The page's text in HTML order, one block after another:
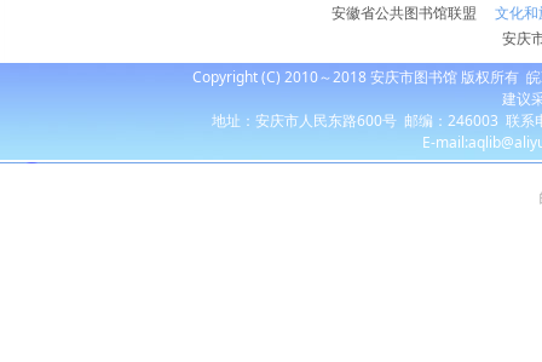
安徽省公共图书馆联盟
文化
安庆
Copyright (C) 2010～2018 安庆市图书馆 版权所有
建议
地址：安庆市人民东路600号 邮编：246003 联
E-